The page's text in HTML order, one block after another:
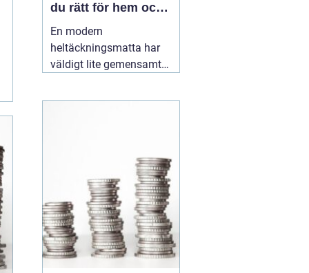
du rätt för hem och
kontor
En modern
heltäckningsmatta har
väldigt lite gemensamt
varianterna från 70 och
ett enormt spann av
färger, material och
strukturer. För den som
planerar16 maj 2026